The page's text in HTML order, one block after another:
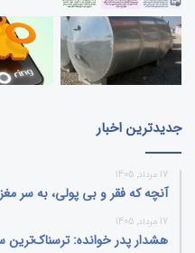
جدیدترین اخبار
17 مرداد, 1405
آنچه که فقر و بی‌ پولی، به سر
17 مرداد, 1405
هشدار پدر خوانده: